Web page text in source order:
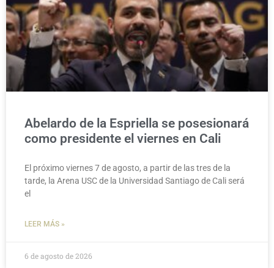
Abelardo de la Espriella se posesionará
como presidente el viernes en Cali
El próximo viernes 7 de agosto, a partir de las tres de la
tarde, la Arena USC de la Universidad Santiago de Cali será
el
LEER MÁS »
6 de agosto de 2026